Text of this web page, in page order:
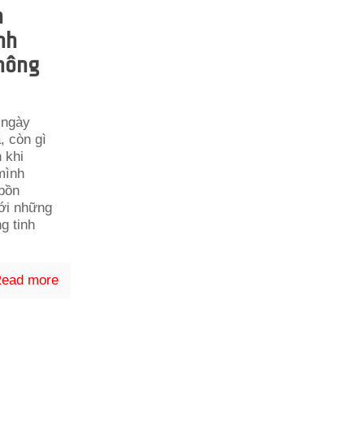
còn gì
khi
những
tinh
more